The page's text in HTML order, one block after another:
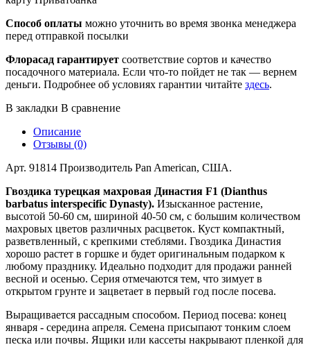
Способ оплаты можно уточнить во время звонка менеджера
перед отправкой посылки
Флорасад гарантирует соответствие сортов и качество
посадочного материала. Если что-то пойдет не так — вернем
деньги. Подробнее об условиях гарантии читайте здесь.
В закладки В сравнение
Описание
Отзывы (0)
Арт. 91814 Производитель Pan American, США.
Гвоздика турецкая махровая Династия F1 (Dianthus
barbatus interspecific Dynasty). Изысканное растение,
высотой 50-60 см, шириной 40-50 см, с большим количеством
махровых цветов различных расцветок. Куст компактный,
разветвленный, с крепкими стеблями. Гвоздика Династия
хорошо растет в горшке и будет оригинальным подарком к
любому празднику. Идеально подходит для продажи ранней
весной и осенью. Серия отмечаются тем, что зимует в
открытом грунте и зацветает в первый год после посева.
Выращивается рассадным способом. Период посева: конец
января - середина апреля. Семена присыпают тонким слоем
песка или почвы. Ящики или кассеты накрывают пленкой для